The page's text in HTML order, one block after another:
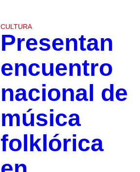
CULTURA
Presentan
encuentro
nacional de
música
folklórica